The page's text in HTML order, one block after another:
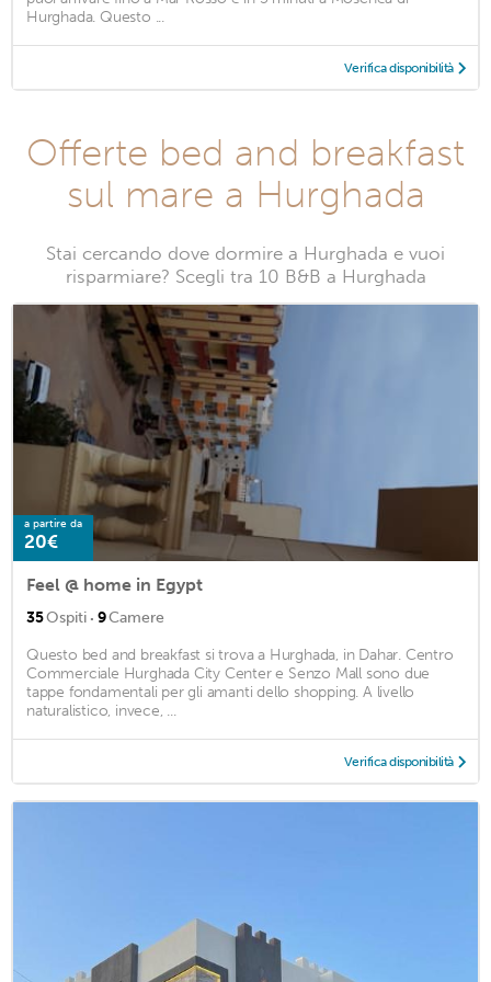
Hurghada. Questo ...
Verifica disponibilità
Offerte bed and breakfast
sul mare a Hurghada
Stai cercando dove dormire a Hurghada e vuoi
risparmiare? Scegli tra 10 B&B a Hurghada
a partire da
20€
Feel @ home in Egypt
35Ospiti · 9Camere
Questo bed and breakfast si trova a Hurghada, in Dahar. Centro
Commerciale Hurghada City Center e Senzo Mall sono due
tappe fondamentali per gli amanti dello shopping. A livello
naturalistico, invece, ...
Verifica disponibilità